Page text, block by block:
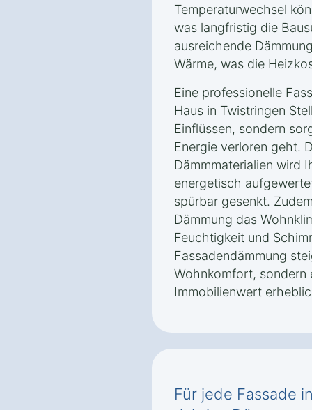
Temperaturwechsel
was langfristig die
ausreichende
Wärme, was die
Eine professionelle
Haus in Twistringen
Einflüssen, sondern
Energie verloren geht.
Dämmmaterialien wird
energetisch
spürbar gesenkt.
Dämmung das
Feuchtigkeit und
Fassadendämmung
Wohnkomfort, sondern
Immobilienwert
Für jede Fassade